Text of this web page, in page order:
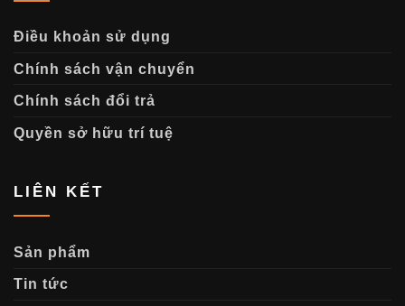
Điều khoản sử dụng
Chính sách vận chuyển
Chính sách đổi trả
Quyền sở hữu trí tuệ
LIÊN KẾT
Sản phẩm
Tin tức